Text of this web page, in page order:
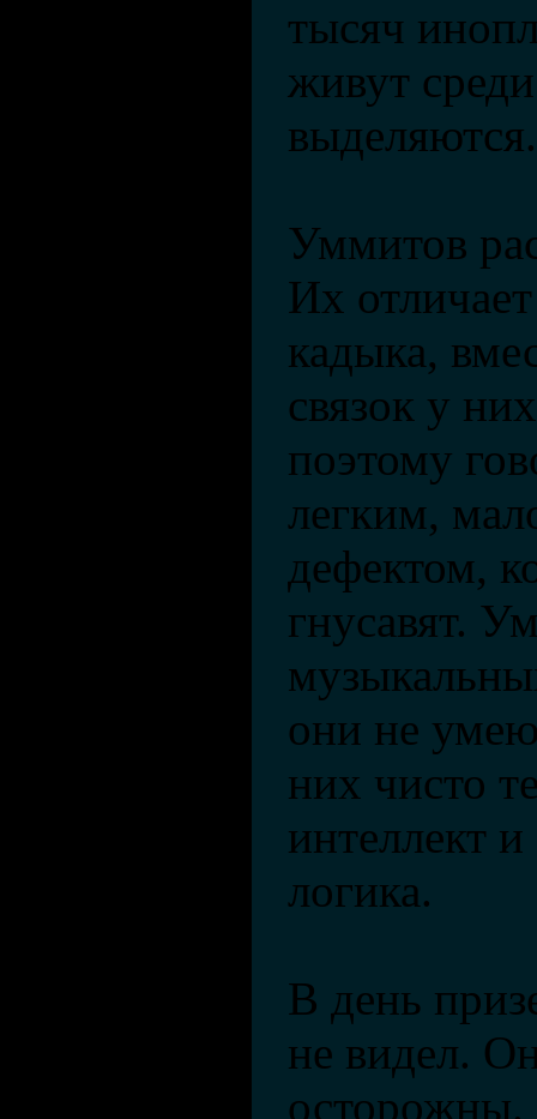
тысяч
живут
выделяются.
Уммитов
Их
кадыка,
связок у
поэтому
легким,
дефектом,
гнусавят.
они не
них чисто
интеллект
логика.
В день
не видел.
осторожны.